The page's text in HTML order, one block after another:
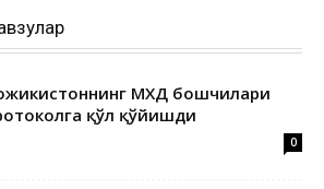
МХДҚ бошчилари
қўл қўйишди
0